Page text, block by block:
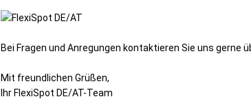
Bei Fragen und Anregungen kontaktieren Sie uns gerne
Mit freundlichen Grüßen,
Ihr FlexiSpot DE/AT-Team